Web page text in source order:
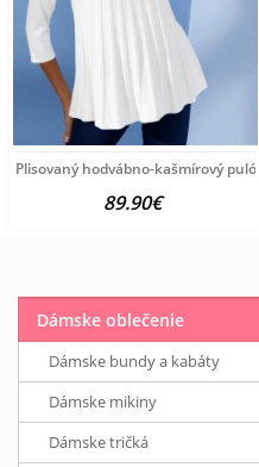
Plisovaný hodvábno-kašmírový
89.90€
Dámske oblečenie
Dámske bundy a kabáty
Dámske mikiny
Dámske tričká